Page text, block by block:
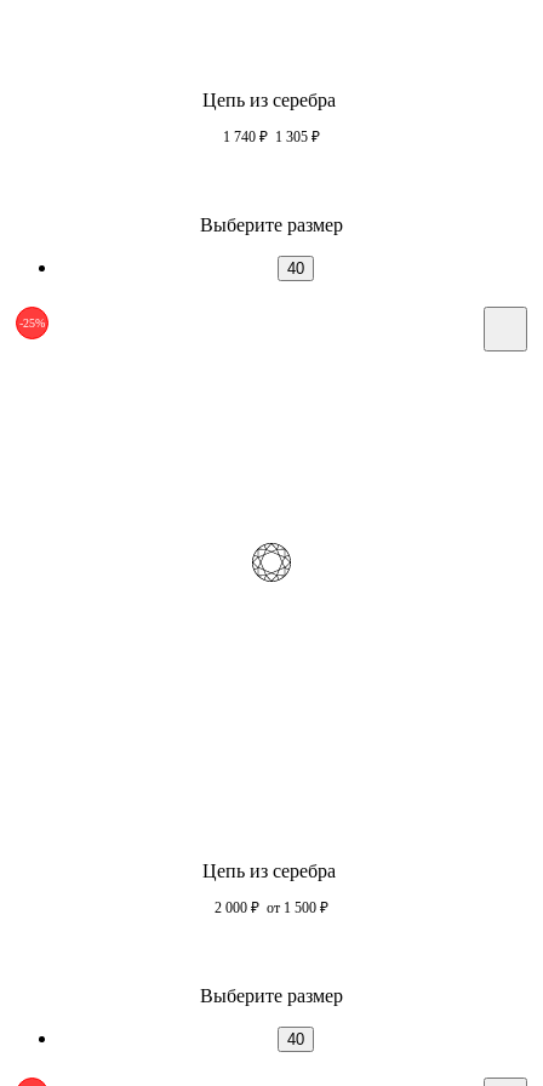
Цепь из серебра
1 740 ₽ 1 305 ₽
Выберите размер
40
-25%
Цепь из серебра
2 000 ₽ от 1 500 ₽
Выберите размер
40